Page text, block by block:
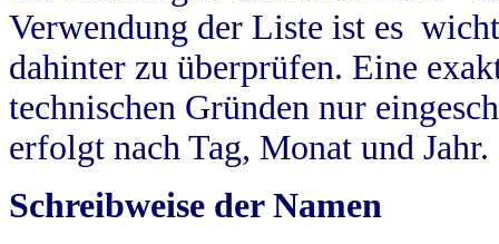
Verwendung der Liste ist es
dahinter zu überprüfen. Eine
technischen Gründen nur
erfolgt nach Tag, Monat und Jahr.
Schreibweise der Namen